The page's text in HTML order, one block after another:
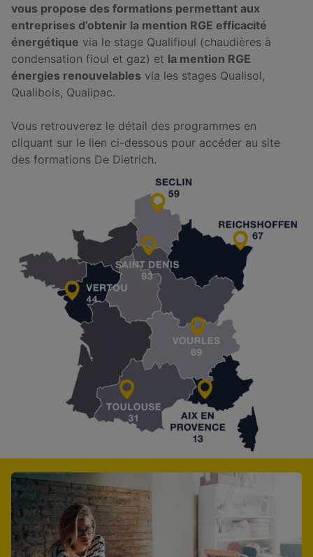
vous propose des formations permettant aux
entreprises d’obtenir la mention RGE efficacité
énergétique via le stage Qualifioul (chaudières à
condensation fioul et gaz) et la mention RGE
énergies renouvelables via les stages Qualisol,
Qualibois, Qualipac.
Vous retrouverez le détail des programmes en
cliquant sur le lien ci-dessous pour accéder au site
des formations De Dietrich.